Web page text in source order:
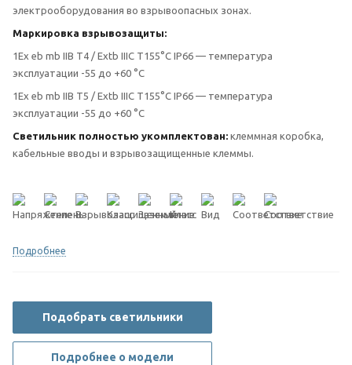
электрооборудования во взрывоопасных зонах.
Маркировка взрывозащиты:
1Еx eb mb IIB T4 / Extb IIIC T155°C IP66 — температура
эксплуатации -55 до +60 °С
1Еx eb mb IIB T5 / Extb IIIC T155°C IP66 — температура
эксплуатации -55 до +60 °С
Светильник полностью укомплектован: клеммная коробка,
кабельные вводы и взрывозащищенные клеммы.
Подробнее
Подобрать светильники
Подробнее о модели